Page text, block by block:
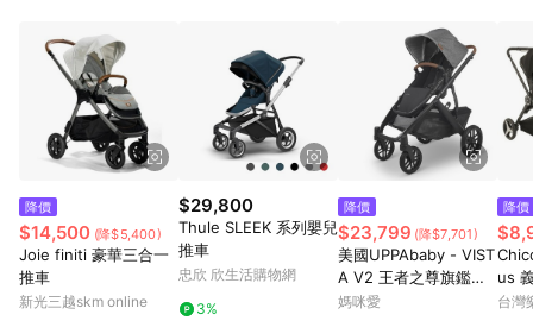
商品類別不回饋，請參考以下列表：童書館出清 / Switch 遊戲片
/ 瑪利歐玩具 / LEGO樂高 / 尿布 / 橋樑書 / 中高年級推薦書單 /
行李箱 / 寶寶攝影機 / 雞精&鱸魚精 / 美妝保養 / 居家防護 / 暢銷
作者&經典角色 / 人氣卡通大集合 / 地墊&圍欄 / 外文&英文童書 /
套書專區 / 各式零嘴&堅果&珍珠&果乾&糖果 / 兒童耳機&耳麥 /
水果專區 / 親子理財書單 / 6~8歲推薦書單 / 箱購專區 / 寶可夢
pokemon玩具 / 世界名著 / 廚房家電 / 蔬果汁&奶粉 / 體能玩具 /
涼墊 / 同儕相處書單 / 旅遊商品 / 公益商品
降價
$14,500 (降$5,400)
Joie finiti 豪華三合一
推車
新光三越skm online
$29,800
Thule SLEEK 系列嬰兒
推車
忠欣 欣生活購物網
3%
降價
$23,799 (降$7,701)
美國UPPAbaby - VIST
A V2 王者之尊旗鑑：
單人推車-（贈新生兒
媽咪愛
降價
us
車-
台灣